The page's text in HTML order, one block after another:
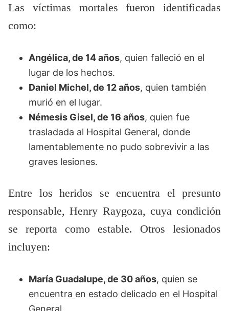
Las víctimas mortales fueron identificadas
como:
Angélica, de 14 años, quien falleció en el
lugar de los hechos.
Daniel Michel, de 12 años, quien también
murió en el lugar.
Némesis Gisel, de 16 años, quien fue
trasladada al Hospital General, donde
lamentablemente no pudo sobrevivir a las
graves lesiones.
Entre los heridos se encuentra el presunto
responsable, Henry Raygoza, cuya condición
se reporta como estable. Otros lesionados
incluyen:
María Guadalupe, de 30 años, quien se
encuentra en estado delicado en el Hospital
General.